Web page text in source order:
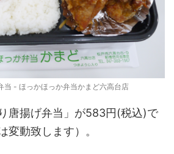
当 - ほっかほっか弁当かまど六高台店
唐揚げ弁当」が583円(税込)で
変動致します）。